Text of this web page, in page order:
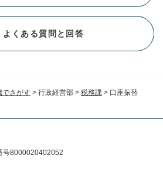
でさがす > 行政経営部 > 税務課 > 口座振替
よくある質問と回答
号8000020402052